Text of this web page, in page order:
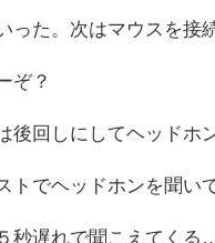
った。次はマウスを接
ぞ？
後回しにしてヘッドホ
トでヘッドホンを聞い
秒遅れで聞こえてくる